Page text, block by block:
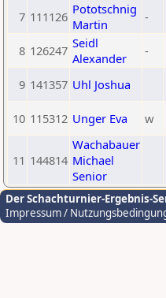
7 111126 Pototschnig
Martin
-
8 126247 Seidl
Alexander
-
9 141357 Uhl Joshua
10 115312 Unger Eva w
11 144814
Wachabauer
Michael
Senior
Der Schachturnier-Ergebnis-
Impressum /